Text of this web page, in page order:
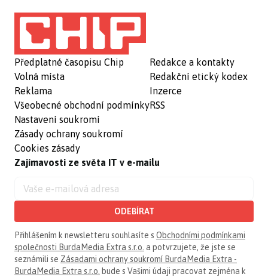
Předplatné časopisu Chip
Volná místa
Reklama
Všeobecné obchodní podmínky
Nastavení soukromí
Zásady ochrany soukromí
Cookies zásady
Redakce a kontakty
Redakční etický kodex
Inzerce
RSS
Zajímavosti ze světa IT v e-mailu
ODEBÍRAT
Přihlášením k newsletteru souhlasíte s Obchodními podmínkami
společnosti BurdaMedia Extra s.r.o. a potvrzujete, že jste se
seznámili se Zásadami ochrany soukromí BurdaMedia Extra -
BurdaMedia Extra s.r.o. bude s Vašimi údaji pracovat zejména k